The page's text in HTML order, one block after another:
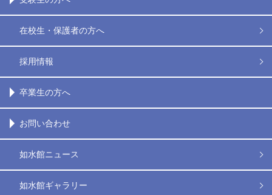
在校生・保護者の方へ
採用情報
卒業生の方へ
お問い合わせ
如水館ニュース
如水館ギャラリー